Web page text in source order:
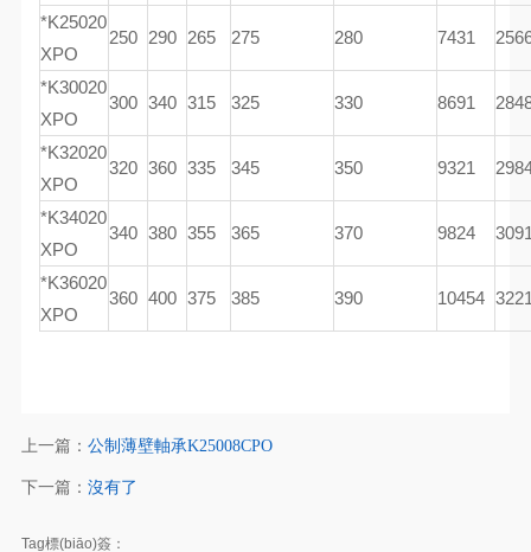
*K25020
XPO
250 290 265 275 280 7431
*K30020
XPO
300 340 315 325 330 8691
*K32020
XPO
320 360 335 345 350 9321
*K34020
XPO
340 380 355 365 370 9824
*K36020
XPO
360 400 375 385 390 10454
上一篇： 公制薄壁軸承K25008CPO
下一篇： 沒有了
Tag標(biāo)簽：